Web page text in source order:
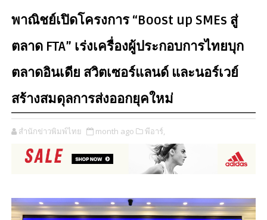
พาณิชย์เปิดโครงการ “Boost up SMEs สู่
ตลาด FTA” เร่งเครื่องผู้ประกอบการไทยบุก
ตลาดอินเดีย สวิตเซอร์แลนด์ และนอร์เวย์
สร้างสมดุลการส่งออกยุคใหม่
สำนักข่าวพิมพ์ไทย month ago พีอาร์,